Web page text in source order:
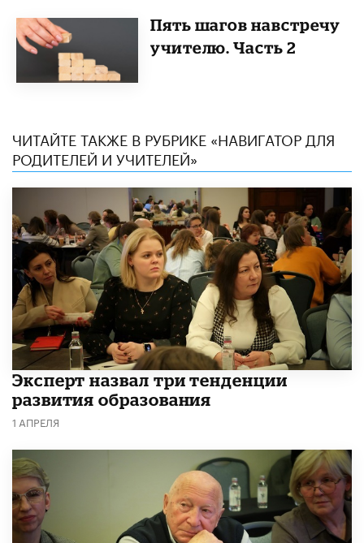
Пять шагов навстречу
учителю. Часть 2
ЧИТАЙТЕ ТАКЖЕ В РУБРИКЕ «НАВИГАТОР ДЛЯ
РОДИТЕЛЕЙ И УЧИТЕЛЕЙ»
Эксперт назвал три тенденции
развития образования
1 АПРЕЛЯ